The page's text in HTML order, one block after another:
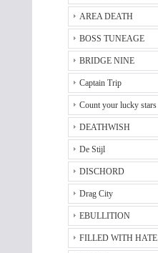
AREA DEATH
BOSS TUNEAGE
BRIDGE NINE
Captain Trip
Count your lucky stars
DEATHWISH
De Stijl
DISCHORD
Drag City
EBULLITION
FILLED WITH HATE